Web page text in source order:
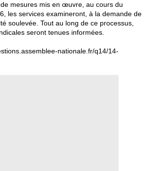
mesures mis en œuvre, au cours du
les services examineront, à la demande de
soulevée. Tout au long de ce processus,
seront tenues informées.
nationale.fr/q14/14-